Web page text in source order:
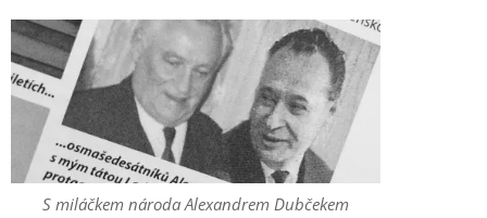
S miláčkem národa Alexandrem Dubčekem